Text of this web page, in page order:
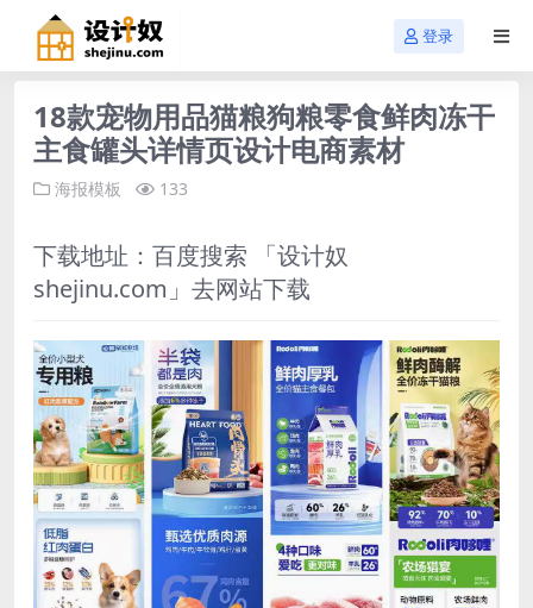
登录
18款宠物用品猫粮狗粮零食鲜肉冻干
主食罐头详情页设计电商素材
海报模板 133
下载地址：百度搜索 「设计奴
shejinu.com 」去网站下载